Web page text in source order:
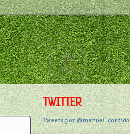
TWITTER
Tweets por @manuel_cordido